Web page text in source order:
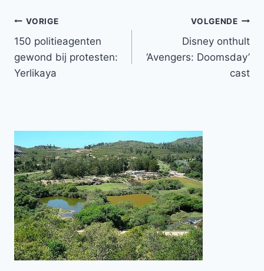
Bericht
navigatie
VORIGE
150 politieagenten
gewond bij protesten:
Yerlikaya
VOLGENDE
Disney onthult
‘Avengers: Doomsday’
cast